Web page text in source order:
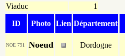
Viaduc
1
ID Photo Lien Département
NOE 791 Noeud Dordogne